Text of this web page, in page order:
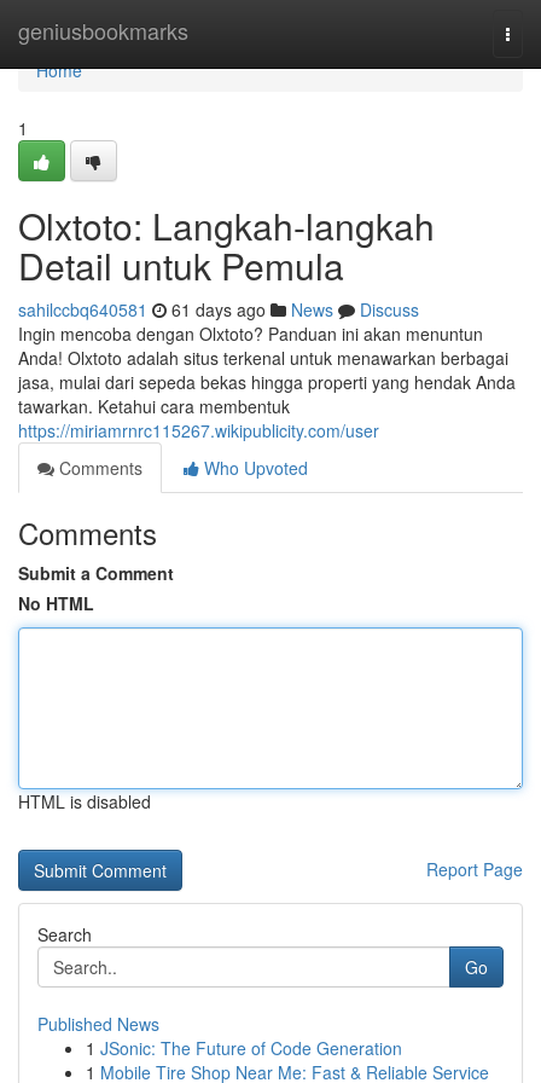
geniusbookmarks
Home
Home
1
Olxtoto: Langkah-langkah
Detail untuk Pemula
sahilccbq640581 61 days ago News
Discuss
Ingin mencoba dengan Olxtoto? Panduan ini akan menuntun
Anda! Olxtoto adalah situs terkenal untuk menawarkan berbagai
jasa, mulai dari sepeda bekas hingga properti yang hendak Anda
tawarkan. Ketahui cara membentuk
https://miriamrnrc115267.wikipublicity.com/user
Comments
Who Upvoted
Comments
Submit a Comment
No HTML
HTML is disabled
Report Page
Search
Go
Published News
1 JSonic: The Future of Code Generation
1 Mobile Tire Shop Near Me: Fast & Reliable Service